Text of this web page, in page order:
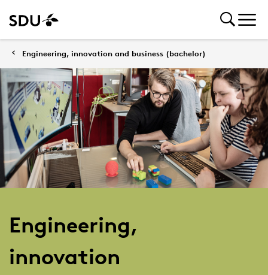
Engineering, innovation and business (bachelor)
Engineering,
innovation